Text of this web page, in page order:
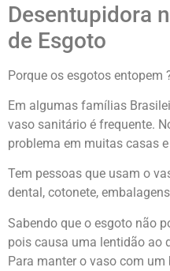
Desentupidora
de Esgoto
Porque os esgotos entopem
Em algumas famílias
vaso sanitário é frequente.
problema em muitas casas
Tem pessoas que usam o
dental, cotonete,
Sabendo que o esgoto não
pois causa uma lentidão ao
Para manter o vaso com